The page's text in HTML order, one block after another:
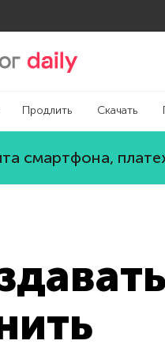
Продлить Скачать
смартфона,